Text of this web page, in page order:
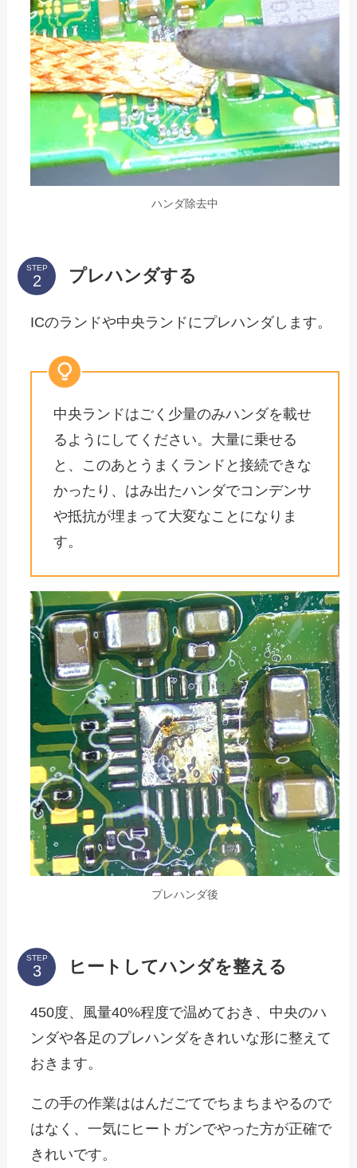
ハンダ除去中
STEP プレハンダする
ICのランドや中央ランドにプレハンダします。
中央ランドはごく少量のみハンダを載せ
るようにしてください。大量に乗せる
と、このあとうまくランドと接続できな
かったり、はみ出たハンダでコンデンサ
や抵抗が埋まって大変なことになりま
す。
プレハンダ後
STEP ヒートしてハンダを整える
450度、風量40%程度で温めておき、中央のハ
ンダや各足のプレハンダをきれいな形に整えて
おきます。
この手の作業ははんだごてでちまちまやるので
はなく、一気にヒートガンでやった方が正確で
きれいです。